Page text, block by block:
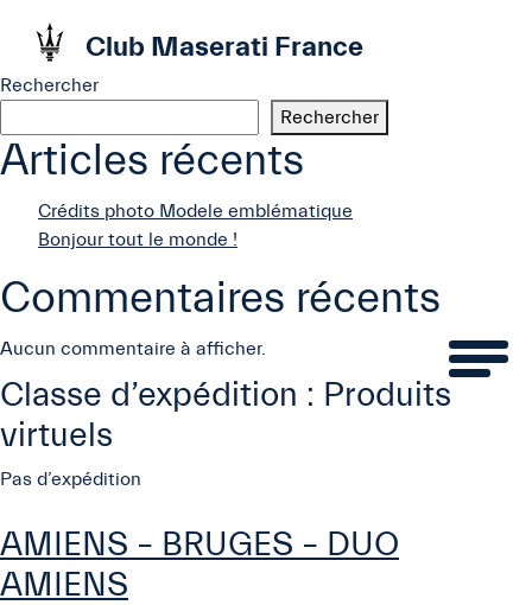
Club Maserati France
Rechercher
Rechercher
Articles récents
Crédits photo Modele emblématique
Bonjour tout le monde !
Commentaires récents
Aucun commentaire à afficher.
Classe d’expédition : Produits
virtuels
Pas d’expédition
AMIENS – BRUGES – DUO
AMIENS